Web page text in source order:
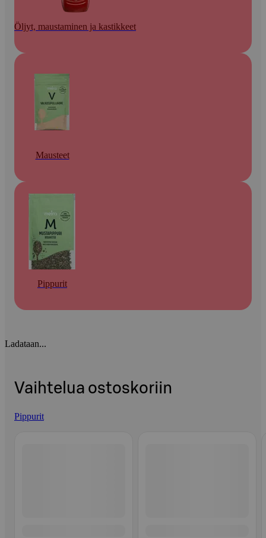
Öljyt, maustaminen ja kastikkeet
Mausteet
Pippurit
Ladataan...
Vaihtelua ostoskoriin
Pippurit